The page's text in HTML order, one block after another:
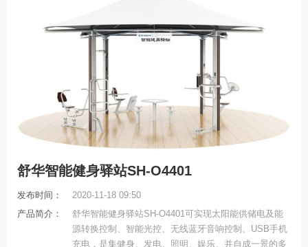
舒华智能健身驿站SH-O4401
发布时间：
2020-11-18 09:50
产品简介：
舒华智能健身驿站SH-O4401可实现太阳能供储电及能
源转换控制、智能光控、无线蓝牙音响控制、USB手机
充电，是集健身、发电、照明、娱乐、并自成一景的多